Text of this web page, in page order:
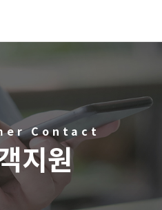
Contact
지원